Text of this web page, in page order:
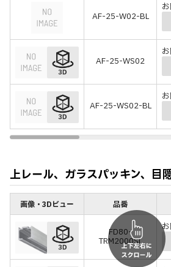
AF-25-W02-BL
AF-25-WS02
AF-25-WS02-BL
上レール、ガラスパッキン、目
画像・3Dビュー 品番
FD80-
TRM2000SL